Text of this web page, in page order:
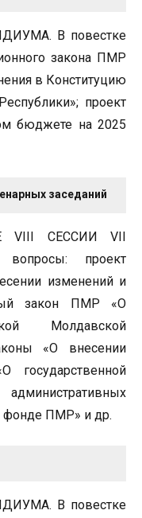
В повестке
закона ПМР
в Конституцию
проект
бюджете на 2025
заседаний
VIII СЕССИИ VII
проект
изменений и
закон ПМР «О
Молдавской
«О внесении
фонде ПМР» и др.
В повестке